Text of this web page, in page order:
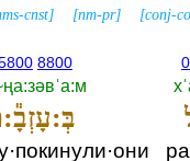
[conj-
[nm-pr]
cnst]
8800